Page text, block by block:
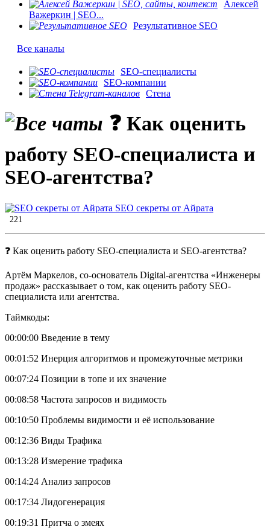
Алексей
Важеркин | SEO...
Результативное SEO
Все каналы
SEO-специалисты
SEO-компании
Стена
❓ Как оценить
работу SEO-специалиста и
SEO-агентства?
SEO секреты от Айрата
221
❓ Как оценить работу SEO-специалиста и SEO-агентства?
Артём Маркелов, со-основатель Digital-агентства «Инженеры
продаж» рассказывает о том, как оценить работу SEO-
специалиста или агентства.
Таймкоды:
00:00:00 Введение в тему
00:01:52 Инерция алгоритмов и промежуточные метрики
00:07:24 Позиции в топе и их значение
00:08:58 Частота запросов и видимость
00:10:50 Проблемы видимости и её использование
00:12:36 Виды Трафика
00:13:28 Измерение трафика
00:14:24 Анализ запросов
00:17:34 Лидогенерация
00:19:31 Притча о змеях